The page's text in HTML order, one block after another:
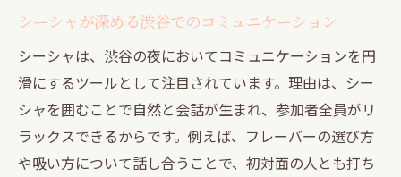
シーシャが深める渋谷でのコミュニケーション
シーシャは、渋谷の夜においてコミュニケーションを円
滑にするツールとして注目されています。理由は、シー
シャを囲むことで自然と会話が生まれ、参加者全員がリ
ラックスできるからです。例えば、フレーバーの選び方
や吸い方について話し合うことで、初対面の人とも打ち